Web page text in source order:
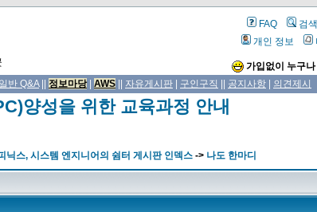
FAQ 검색
개인 정보
가입없이 누구
일반 Q&A|| 정보마당| AWS 자유게시판 구인구직 공지사항 의견제시
양성을 위한 교육과정 안내
닉스, 시스템 엔지니어의 쉼터 게시판 인덱스 -> 나도 한마디